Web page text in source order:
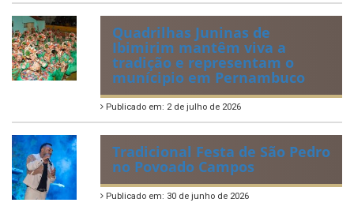
Quadrilhas Juninas de
Ibimirim mantêm viva a
tradição e representam o
munícipio em Pernambuco
Publicado em: 2 de julho de 2026
Tradicional Festa de São Pedro
no Povoado Campos
Publicado em: 30 de junho de 2026